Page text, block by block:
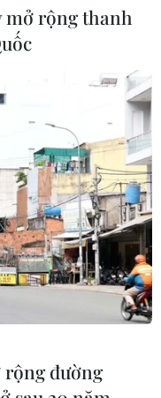
dự
tích
mở rộng thanh
đường